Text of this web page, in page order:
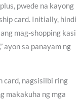
pwede na kayong
card. Initially, hindi
mag-shopping kasi
ayon sa panayam ng
card, nagsisilbi ring
makakuha ng mga